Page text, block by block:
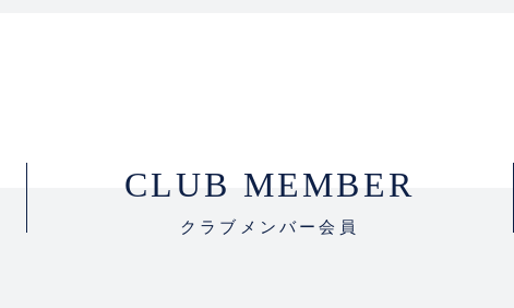
CLUB MEMBER
クラブメンバー会員